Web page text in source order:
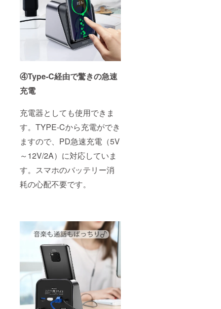
④Type-C経由で驚きの急速
充電
充電器としても使用できま
す。TYPE-Cから充電ができ
ますので、PD急速充電（5V
～12V/2A）に対応していま
す。スマホのバッテリー消
耗の心配不要です。